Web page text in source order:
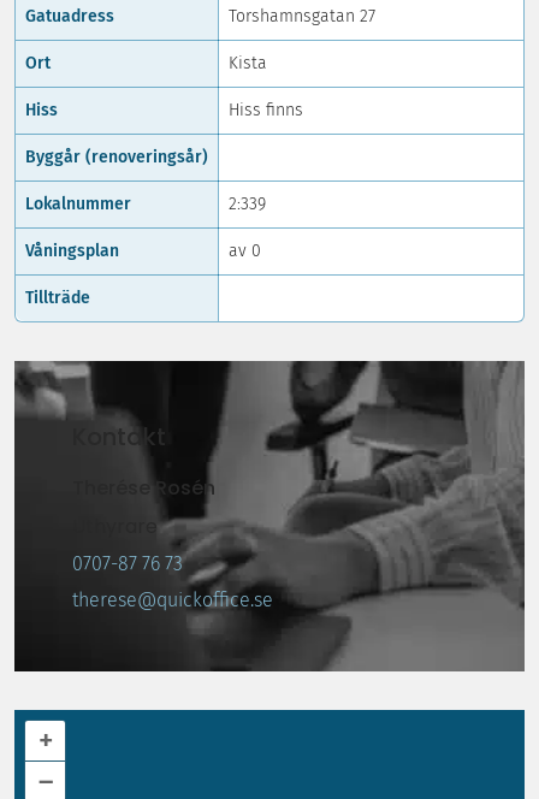
Gatuadress Torshamnsgatan 27
Ort Kista
Hiss Hiss finns
Byggår (renoveringsår)
Lokalnummer 2:339
Våningsplan av 0
Tillträde
Kontakt
Therése Rosén
0707-87 76 73
therese@quickoffice.se
+
–